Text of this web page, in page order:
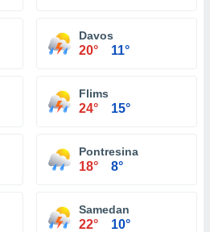
Davos
20° 11°
Flims
24° 15°
Pontresina
18° 8°
Samedan
22° 10°